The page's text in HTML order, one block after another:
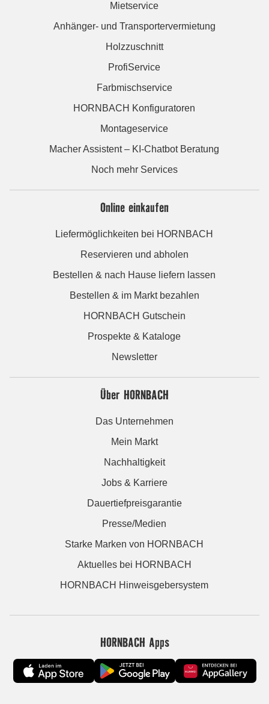
Mietservice
Anhänger- und Transportervermietung
Holzzuschnitt
ProfiService
Farbmischservice
HORNBACH Konfiguratoren
Montageservice
Macher Assistent – KI-Chatbot Beratung
Noch mehr Services
Online einkaufen
Liefermöglichkeiten bei HORNBACH
Reservieren und abholen
Bestellen & nach Hause liefern lassen
Bestellen & im Markt bezahlen
HORNBACH Gutschein
Prospekte & Kataloge
Newsletter
Über HORNBACH
Das Unternehmen
Mein Markt
Nachhaltigkeit
Jobs & Karriere
Dauertiefpreisgarantie
Presse/Medien
Starke Marken von HORNBACH
Aktuelles bei HORNBACH
HORNBACH Hinweisgebersystem
HORNBACH Apps